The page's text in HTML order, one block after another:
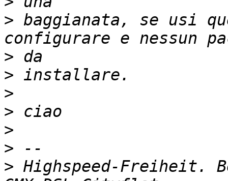
> baggianata, se usi
>
>
>
>
>
>
> Highspeed-Freiheit.